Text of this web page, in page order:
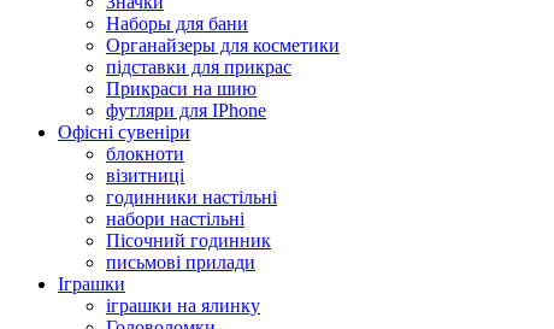
Наборы для бани
Органайзеры для косметики
підставки для прикрас
Прикраси на шию
футляри для IPhone
Офісні сувеніри
блокноти
візитниці
годинники настільні
набори настільні
Пісочний годинник
письмові прилади
Іграшки
іграшки на ялинку